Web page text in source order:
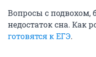
Вопросы с подвохом,
недостаток сна. Как
готовятся к ЕГЭ.